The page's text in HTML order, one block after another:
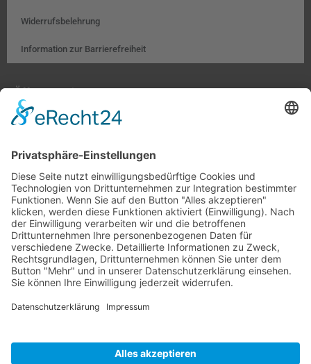
Widerrufsbelehrung
Information zur Barrierefreiheit
Öffnungszeiten:
Mo. – Fr. 8:00 – 18:00 Uhr
Sa. 9:00 – 13:00 Uhr
Hobby- und Künstlerbedarf:
Mo., Mi., Fr. 10:00 – 15:00 Uhr
Di., Do. 13:00 – 18:00 Uhr
Sa. 9:00 – 12:00 Uhr
(03677) 204847 (Bastelladen)
info@farbenschroeder.de